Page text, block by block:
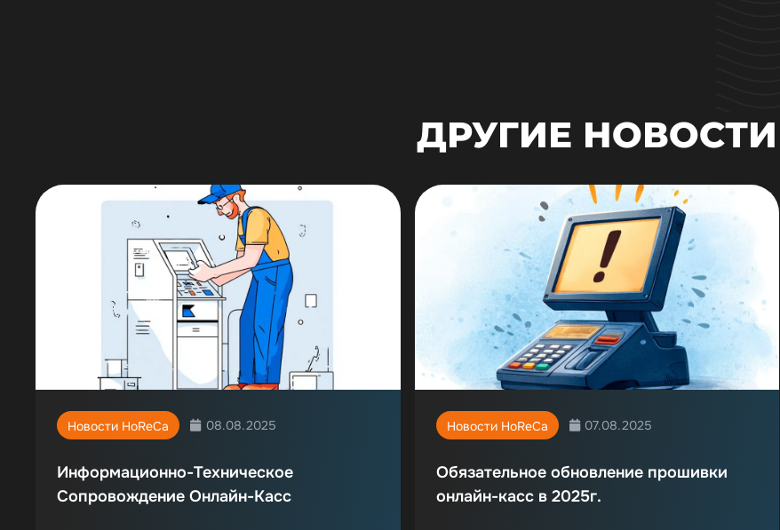
ДРУГИЕ НОВОСТИ
Новости HoReCa 08.08.2025
Информационно-Техническое
Сопровождение Онлайн-Касс
Новости HoReCa 07.08.2025
Обязательное обновление прошивки
онлайн-касс в 2025г.